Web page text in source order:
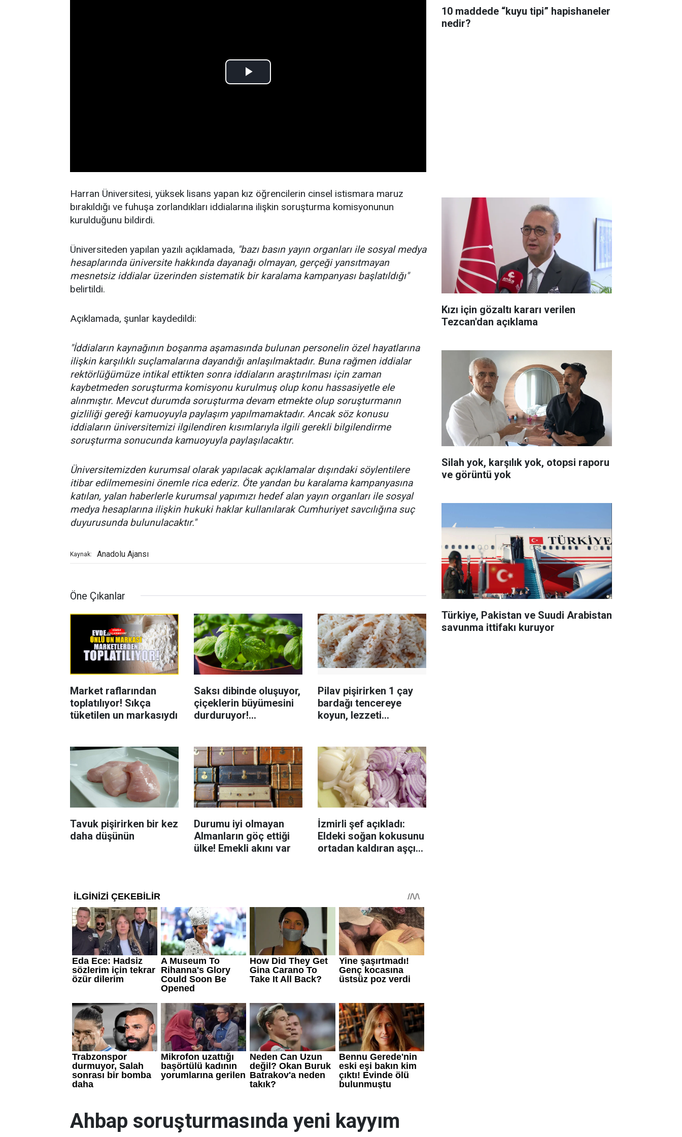
Harran Üniversitesi, yüksek lisans yapan kız öğrencilerin cinsel istismara maruz
bırakıldığı ve fuhuşa zorlandıkları iddialarına ilişkin soruşturma komisyonunun
kurulduğunu bildirdi.
Üniversiteden yapılan yazılı açıklamada, "bazı basın yayın organları ile sosyal medya
hesaplarında üniversite hakkında dayanağı olmayan, gerçeği yansıtmayan
mesnetsiz iddialar üzerinden sistematik bir karalama kampanyası başlatıldığı"
belirtildi.
Açıklamada, şunlar kaydedildi:
"İddiaların kaynağının boşanma aşamasında bulunan personelin özel hayatlarına
ilişkin karşılıklı suçlamalarına dayandığı anlaşılmaktadır. Buna rağmen iddialar
rektörlüğümüze intikal ettikten sonra iddiaların araştırılması için zaman
kaybetmeden soruşturma komisyonu kurulmuş olup konu hassasiyetle ele
alınmıştır. Mevcut durumda soruşturma devam etmekte olup soruşturmanın
gizliliği gereği kamuoyuyla paylaşım yapılmamaktadır. Ancak söz konusu
iddiaların üniversitemizi ilgilendiren kısımlarıyla ilgili gerekli bilgilendirme
soruşturma sonucunda kamuoyuyla paylaşılacaktır.
Üniversitemizden kurumsal olarak yapılacak açıklamalar dışındaki söylentilere
itibar edilmemesini önemle rica ederiz. Öte yandan bu karalama kampanyasına
katılan, yalan haberlerle kurumsal yapımızı hedef alan yayın organları ile sosyal
medya hesaplarına ilişkin hukuki haklar kullanılarak Cumhuriyet savcılığına suç
duyurusunda bulunulacaktır."
Kaynak: Anadolu Ajansı
Öne Çıkanlar
Market raflarından
toplatılıyor! Sıkça
tüketilen un markasıydı
Saksı dibinde oluşuyor,
çiçeklerin büyümesini
durduruyor!
Pilav pişirirken 1 çay
bardağı tencereye
koyun, lezzeti
Tavuk pişirirken bir kez
daha düşünün
Durumu iyi olmayan
Almanların göç ettiği
ülke! Emekli akını var
İzmirli şef açıkladı:
Eldeki soğan kokusunu
ortadan kaldıran aşçı
10 maddede “kuyu tipi” hapishaneler
nedir?
Kızı için gözaltı kararı verilen
Tezcan'dan açıklama
Silah yok, karşılık yok, otopsi raporu
ve görüntü yok
Türkiye, Pakistan ve Suudi Arabistan
savunma ittifakı kuruyor
Ahbap soruşturmasında yeni kayyım